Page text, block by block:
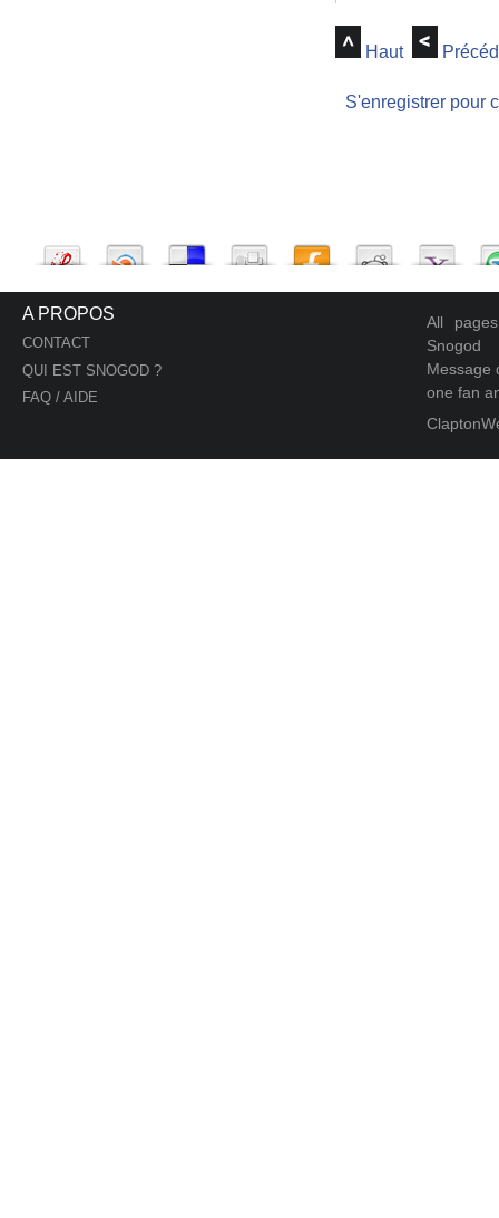
Haut
S'enregistrer pour
A PROPOS
CONTACT
QUI EST SNOGOD ?
FAQ / AIDE
All
Snogod
Message
one fan